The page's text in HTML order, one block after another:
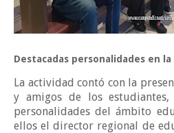
Destacadas personalidades en
La actividad contó con la
y amigos de los estudiantes,
personalidades del ámbito
ellos el director regional de